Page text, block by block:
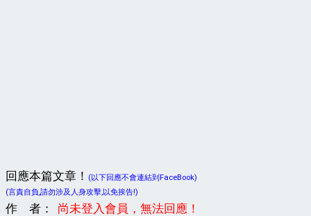
回應本篇文章！
(以下回應不會連結到FaceBook)
(言責自負,請勿涉及人身攻擊,以免挨告!)
作 者：
尚未登入會員，無法回應！